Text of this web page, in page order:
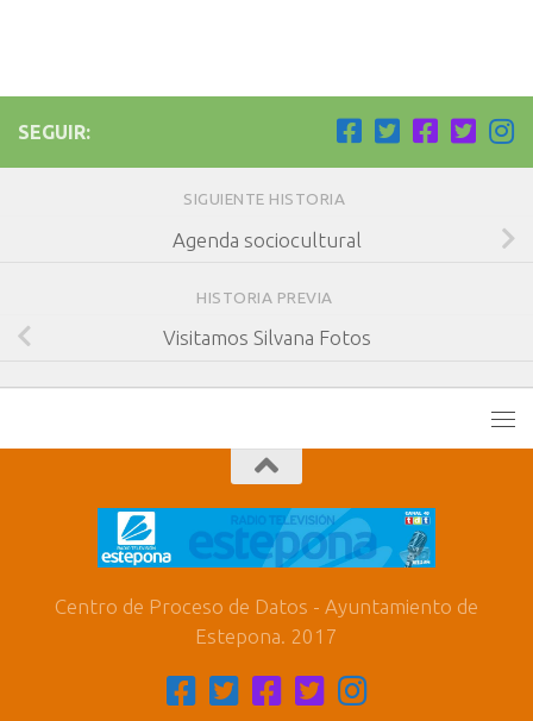
SEGUIR:
SIGUIENTE HISTORIA
Agenda sociocultural
HISTORIA PREVIA
Visitamos Silvana Fotos
Centro de Proceso de Datos - Ayuntamiento de
Estepona. 2017